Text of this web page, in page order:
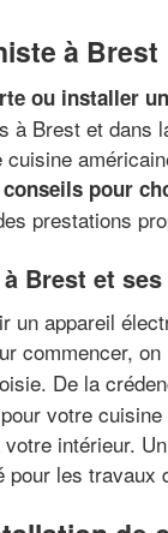
à Brest
ou installer
à Brest et dans
conseils pour
prestations
Brest et
un appareil
commencer,
De la
votre
intérieur.
pour les